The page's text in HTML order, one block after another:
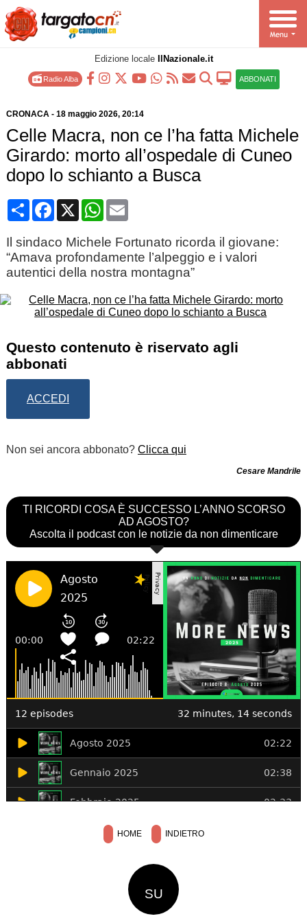
Edizione locale IlNazionale.it
Radio Alba ABBONATI
CRONACA- 18 maggio 2026, 20:14
Celle Macra, non ce l’ha fatta Michele
Girardo: morto all’ospedale di Cuneo
dopo lo schianto a Busca
CondividiFacebook
X WhatsApp
Email
Il sindaco Michele Fortunato ricorda il giovane:
“Amava profondamente l’alpeggio e i valori
autentici della nostra montagna”
Questo contenuto è riservato agli
abbonati
ACCEDI
Non sei ancora abbonato? Clicca qui
Cesare Mandrile
TI RICORDI COSA È SUCCESSO L’ANNO SCORSO
AD AGOSTO?
Ascolta il podcast con le notizie da non dimenticare
HOME INDIETRO
SU